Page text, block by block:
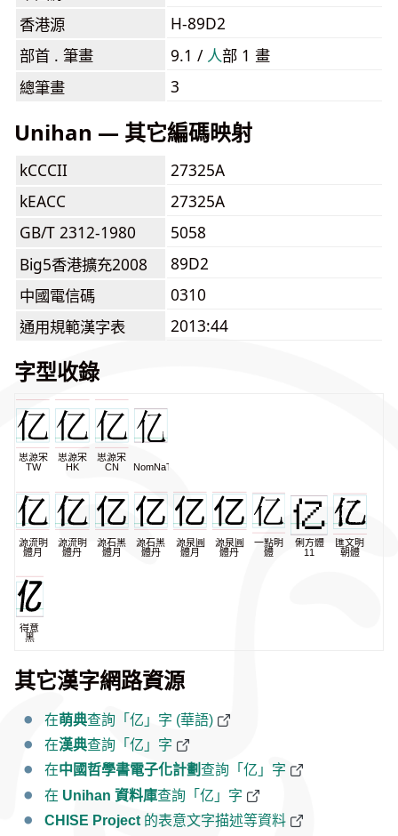
香港源
H-89D2
部首 . 筆畫
9.1 / ⼈部 1 畫
總筆畫
3
Unihan — 其它編碼映射
kCCCII
27325A
kEACC
27325A
GB/T 2312-1980
5058
Big5香港擴充2008
89D2
中國電信碼
0310
通用規範漢字表
2013:44
字型收錄
思源宋
TW
思源宋
HK
思源宋
CN
NomNaTong
源流明
體月
源流明
體丹
源石黑
體月
源石黑
體丹
源泉圓
體月
源泉圓
體丹
一點明
體
俐方體
11
匯文明
朝體
得意
黑
其它漢字網路資源
在萌典查詢「亿」字 (華語)
在漢典查詢「亿」字
在中國哲學書電子化計劃查詢「亿」字
在 Unihan 資料庫查詢「亿」字
CHISE Project 的表意文字描述等資料